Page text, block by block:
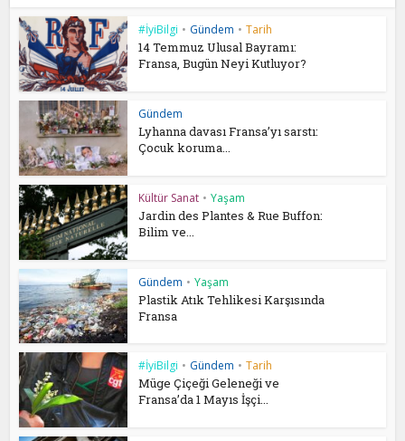
#İyiBilgi • Gündem • Tarih
14 Temmuz Ulusal Bayramı:
Fransa, Bugün Neyi Kutluyor?
Gündem
Lyhanna davası Fransa’yı sarstı:
Çocuk koruma...
Kültür Sanat • Yaşam
Jardin des Plantes & Rue Buffon:
Bilim ve...
Gündem • Yaşam
Plastik Atık Tehlikesi Karşısında
Fransa
#İyiBilgi • Gündem • Tarih
Müge Çiçeği Geleneği ve
Fransa’da 1 Mayıs İşçi...